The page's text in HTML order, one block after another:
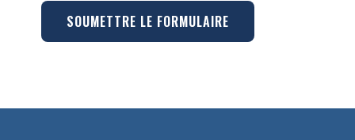
SOUMETTRE LE FORMULAIRE